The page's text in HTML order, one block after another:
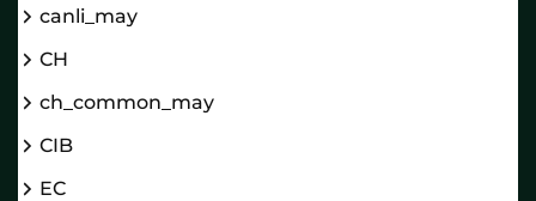
canli_may
CH
ch_common_may
CIB
EC